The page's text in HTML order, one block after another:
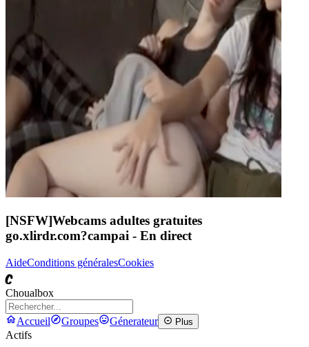
[NSFW]Webcams adultes gratuites
go.xlirdr.com?campai - En direct
AideConditions généralesCookies
C
Choualbox
Accueil Groupes Génerateur Plus
Actifs